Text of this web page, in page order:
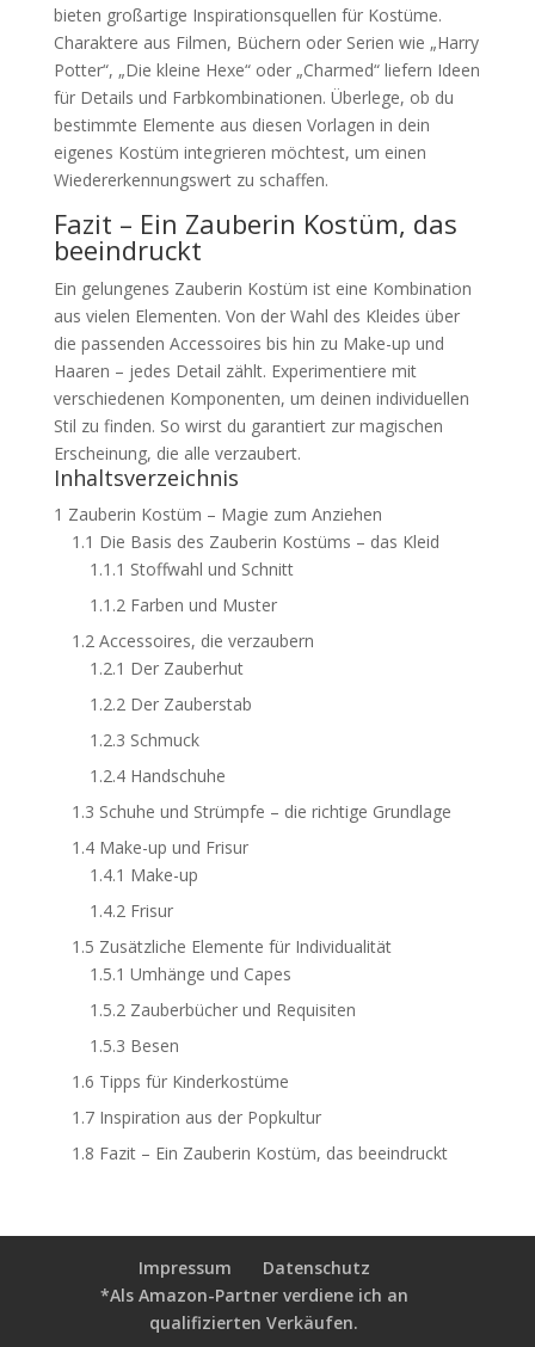
bieten großartige Inspirationsquellen für Kostüme.
Charaktere aus Filmen, Büchern oder Serien wie „Harry
Potter“, „Die kleine Hexe“ oder „Charmed“ liefern Ideen
für Details und Farbkombinationen. Überlege, ob du
bestimmte Elemente aus diesen Vorlagen in dein
eigenes Kostüm integrieren möchtest, um einen
Wiedererkennungswert zu schaffen.
Fazit – Ein Zauberin Kostüm, das
beeindruckt
Ein gelungenes Zauberin Kostüm ist eine Kombination
aus vielen Elementen. Von der Wahl des Kleides über
die passenden Accessoires bis hin zu Make-up und
Haaren – jedes Detail zählt. Experimentiere mit
verschiedenen Komponenten, um deinen individuellen
Stil zu finden. So wirst du garantiert zur magischen
Erscheinung, die alle verzaubert.
Inhaltsverzeichnis
1 Zauberin Kostüm – Magie zum Anziehen
1.1 Die Basis des Zauberin Kostüms – das Kleid
1.1.1 Stoffwahl und Schnitt
1.1.2Farben und Muster
1.2Accessoires, die verzaubern
1.2.1 Der Zauberhut
1.2.2Der Zauberstab
1.2.3 Schmuck
1.2.4Handschuhe
1.3 Schuhe und Strümpfe – die richtige Grundlage
1.4Make-up und Frisur
1.4.1 Make-up
1.4.2Frisur
1.5 Zusätzliche Elemente für Individualität
1.5.1 Umhänge und Capes
1.5.2Zauberbücher und Requisiten
1.5.3 Besen
1.6 Tipps für Kinderkostüme
1.7Inspiration aus der Popkultur
1.8 Fazit – Ein Zauberin Kostüm, das beeindruckt
Impressum
Datenschutz
*Als Amazon-Partner verdiene ich an
qualifizierten Verkäufen.